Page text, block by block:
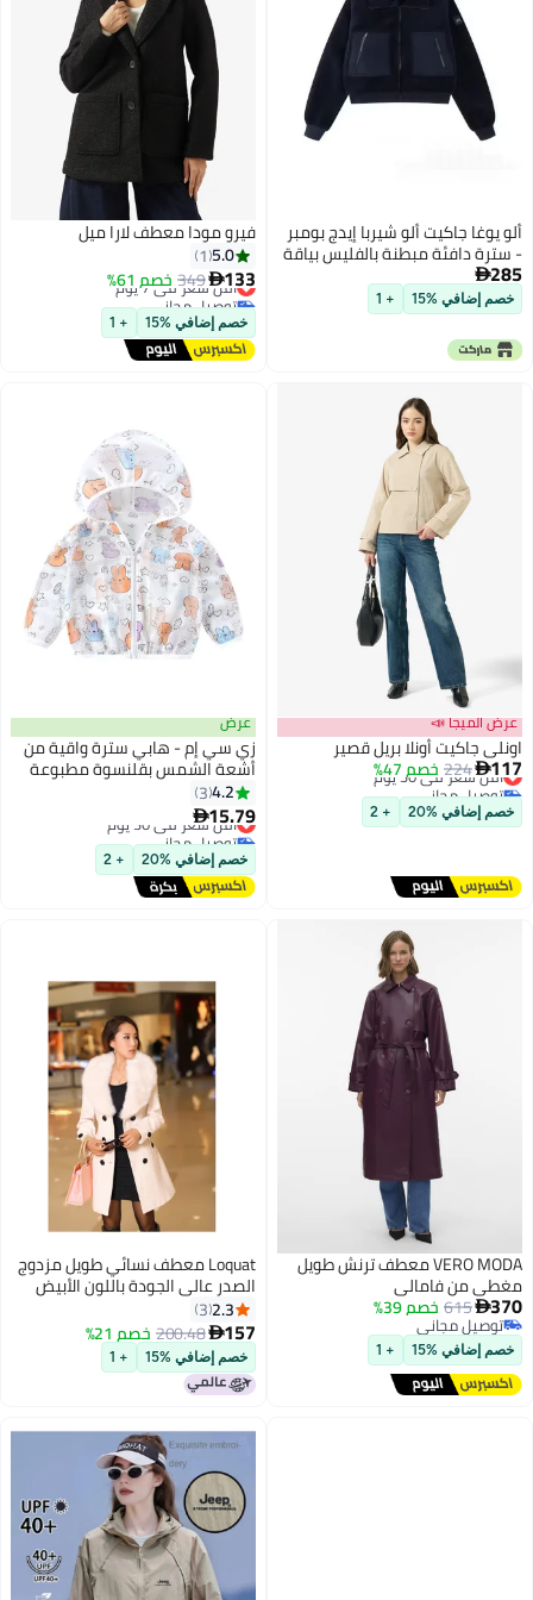
ألو يوغا جاكيت ألو شيربا إيدج بومبر
- سترة دافئة مبطنة بالفليس بياقة
قائمة وسحاب، تصميم عصري بدون
غطاء رأس، مناسب للنساء، مثالي
بعد اليوغا والارتداء اليومي
285
خصم إضافي %15 + 1
فيرو مودا معطف لارا ميل
5.0
1
133
349 خصم 61%
أقل سعر في 7 يوم
توصيل مجاني
أقل سعر في 7 يوم
خصم إضافي %15 + 1
عرض الميجا 📣
اونلي جاكيت أونلا بريل قصير
117
224 خصم 47%
أقل سعر في 30 يوم
توصيل مجاني
أقل سعر في 30 يوم
خصم إضافي %20 + 2
4
عرض
زي سي إم - هابي سترة واقية من
أشعة الشمس بقلنسوة مطبوعة
للأطفال / الأطفال ، حماية خفيفة
الوزن للأشعة فوق البنفسجية
مسامية
4.2
3
15.79
أقل سعر في 30 يوم
توصيل مجاني
أقل سعر في 30 يوم
خصم إضافي %20 + 2
VERO MODA معطف ترنش طويل
مغطى من فامالي
370
615 خصم 39%
توصيل مجاني
توصيل مجاني
خصم إضافي %15 + 1
6
Loquat معطف نسائي طويل مزدوج
الصدر عالي الجودة باللون الأبيض
2.3
3
157
200.48خصم 21%
خصم إضافي %15 + 1